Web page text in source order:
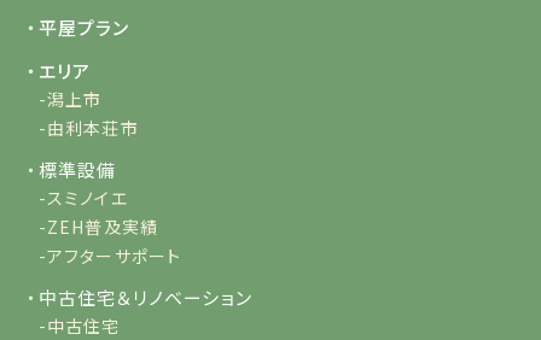
・平屋プラン
・エリア
-潟上市
-由利本荘市
・標準設備
-スミノイエ
-ZEH普及実績
-アフターサポート
・中古住宅＆リノベーション
-中古住宅